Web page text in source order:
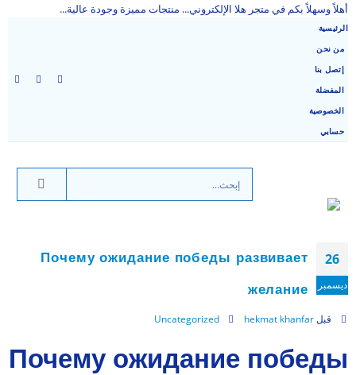
أهلاً وسهلاً بكم في متجر هلا الإلكتروني... منتجات مميزة وجودة عالية...
الرئيسية
من نحن
إتصل بنا
المفضلة
الخصوصية
حسابي
26
ديسمبر
Почему ожидание победы развивает
желание
قبل hekmat khanfar
Uncategorized
Почему ожидание победы